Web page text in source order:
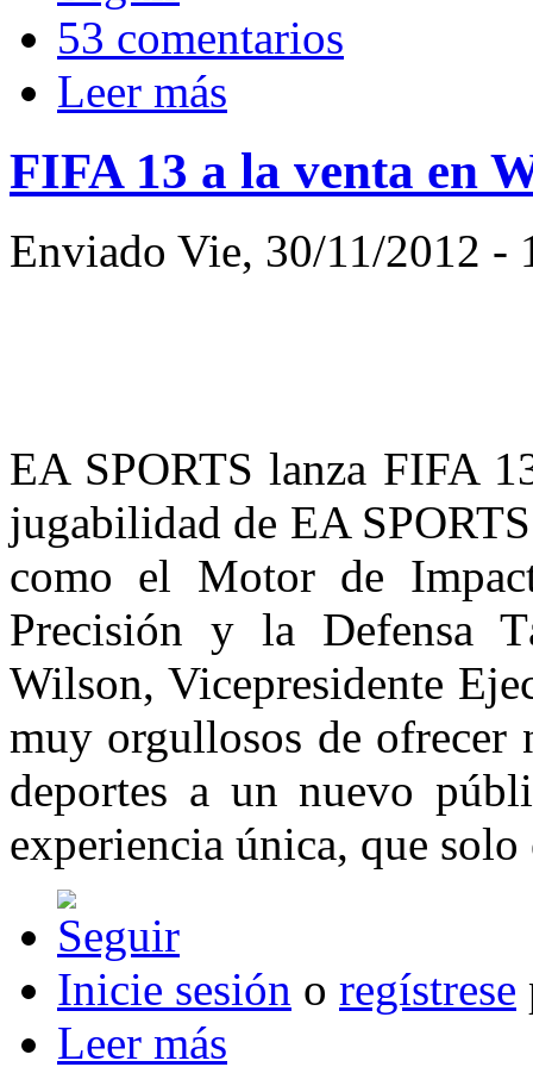
53 comentarios
Leer más
FIFA 13 a la venta en
Enviado Vie, 30/11/2012 -
EA SPORTS lanza FIFA
jugabilidad de EA
como el Motor de
Precisión y la Defensa
Wilson, Vicepresidente
muy orgullosos de ofrecer
deportes a un nuevo
experiencia única, que
Inicie sesión o regístrese
Leer más